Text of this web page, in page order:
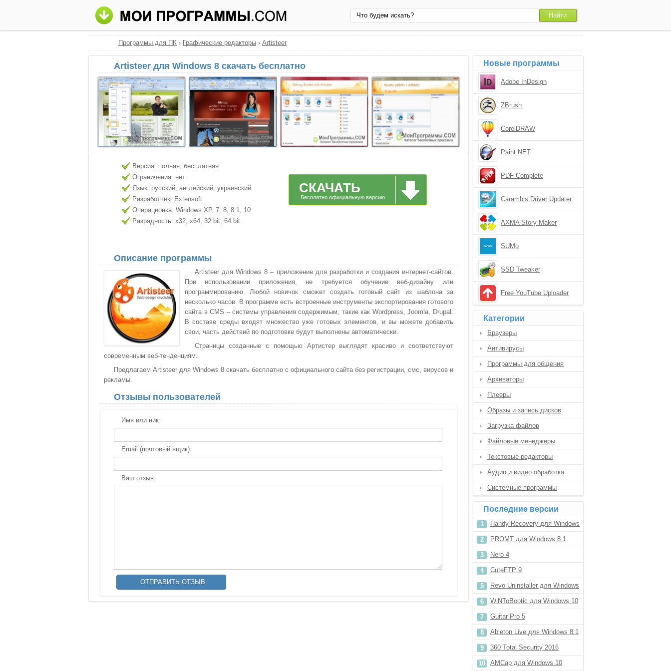
Программы для ПК › Графические редакторы › Artisteer
Artisteer для Windows 8 скачать бесплатно
Версия: полная, бесплатная
Ограничения: нет
Язык: русский, английский, украинский
Разработчик: Extensoft
Операционка: Windows XP, 7, 8, 8.1, 10
Разрядность: x32, x64, 32 bit, 64 bit
СКАЧАТЬ
Бесплатно официальную версию
Описание программы
Artisteer для Windows 8 – приложение для разработки и создания интернет-сайтов.
При использовании приложения, не требуется обучение веб-дизайну или
программированию. Любой новичок сможет создать готовый сайт из шаблона за
несколько часов. В программе есть встроенные инструменты экспортирования готового
сайта в CMS – системы управления содержимым, такие как Wordpress, Joomla, Drupal.
В составе среды входят множество уже готовых элементов, и вы можете добавить
свои, часть действий по подготовке будут выполнены автоматически.
Страницы созданные с помощью Артистер выглядят красиво и соответствуют
современным веб-тенденциям.
Предлагаем Artisteer для Windows 8 скачать бесплатно с официального сайта без регистрации, смс, вирусов и
рекламы.
Отзывы пользователей
Имя или ник:
Email (почтовый ящик):
Ваш отзыв:
Новые программы
Adobe InDesign
ZBrush
CorelDRAW
Paint.NET
PDF Complete
Carambis Driver Updater
AXMA Story Maker
SUMo
SSD Tweaker
Free YouTube Uploader
Категории
Браузеры
Антивирусы
Программы для общения
Архиваторы
Плееры
Образы и запись дисков
Загрузка файлов
Файловые менеджеры
Текстовые редакторы
Аудио и видео обработка
Системные программы
Последние версии
Handy Recovery для Windows
7PROMT для Windows 8.1
Nero 4
CuteFTP 9
Revo Uninstaller для Windows
XP
WiNToBootic для Windows 10
Guitar Pro 5
Ableton Live для Windows 8.1
360 Total Security 2016
AMCap для Windows 10